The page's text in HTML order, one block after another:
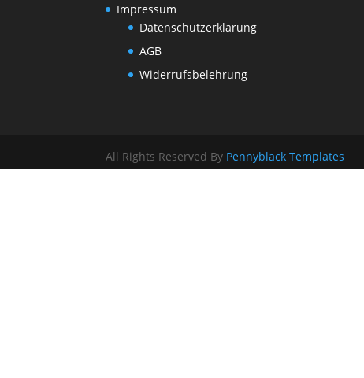
Impressum
Datenschutzerklärung
AGB
Widerrufsbelehrung
All Rights Reserved By Pennyblack Templates